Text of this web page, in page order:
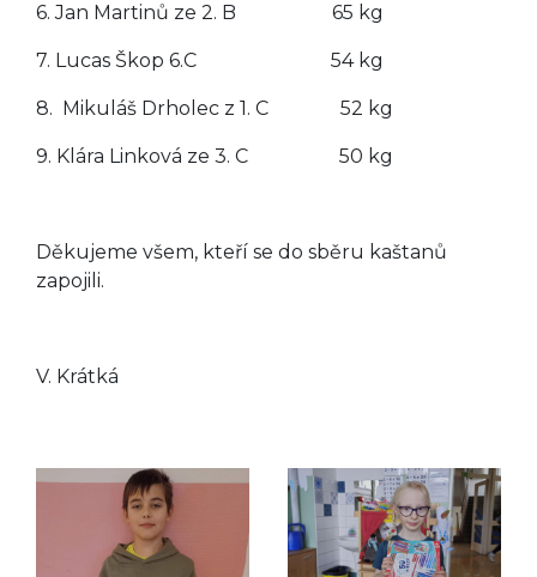
6. Jan Martinů ze 2. B 65 kg
7. Lucas Škop 6.C 54 kg
8. Mikuláš Drholec z 1. C 52 kg
9. Klára Linková ze 3. C 50 kg
Děkujeme všem, kteří se do sběru kaštanů
zapojili.
V. Krátká